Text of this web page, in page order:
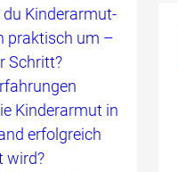
Kinderarmut-
praktisch um –
Schritt?
Kinderarmut in
erfolgreich
wird?